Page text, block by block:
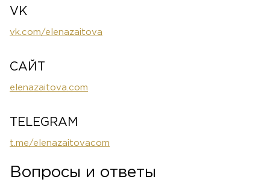
VK
vk.com/elenazaitova
САЙТ
elenazaitova.com
TELEGRAM
t.me/elenazaitovacom
Вопросы и ответы